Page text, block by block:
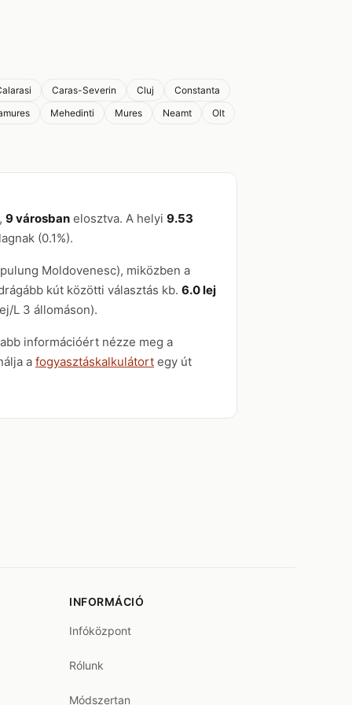
Caras-Severin Cluj
Constanta
Mehedinti Mures Neamt
Olt
9 városban elosztva. A helyi 9.53
(0.1%).
Moldovenesc), miközben a
kút közötti választás kb. 6.0 lej
L 3 állomáson).
információért nézze meg a
a fogyasztáskalkulátort egy út
INFORMÁCIÓ
Infóközpont
Rólunk
Módszertan